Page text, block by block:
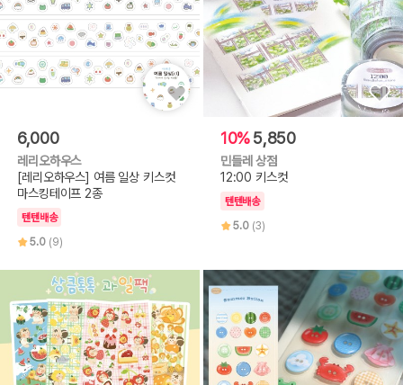
6,000
레리오하우스
[레리오하우스] 여름 일상 키스컷
마스킹테이프 2종
텐텐배송
5.0 (9)
10%5,850
민들레 상점
12:00 키스컷
텐텐배송
5.0 (3)